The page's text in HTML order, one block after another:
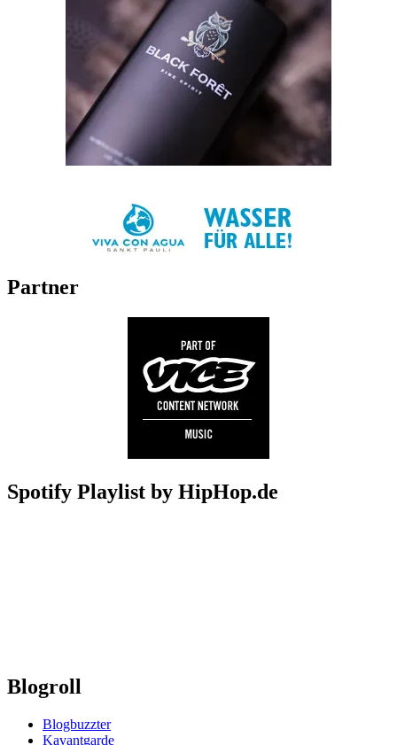
Partner
Spotify Playlist by HipHop.de
Blogroll
Blogbuzzter
Kavantgarde